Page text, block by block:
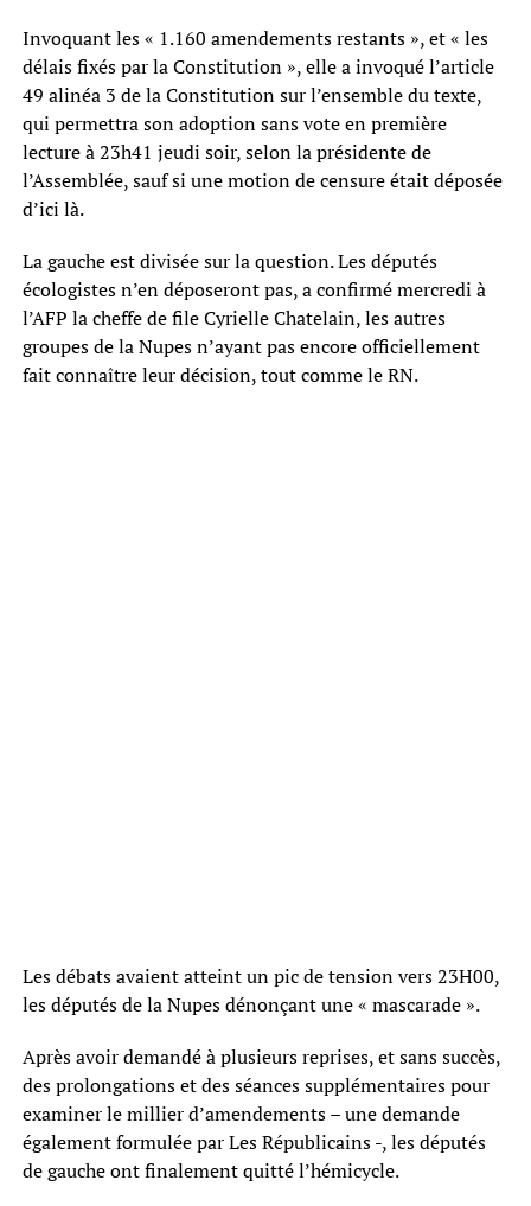
Invoquant les « 1.160 amendements restants », et « les
délais fixés par la Constitution », elle a invoqué l’article
49 alinéa 3 de la Constitution sur l’ensemble du texte,
qui permettra son adoption sans vote en première
lecture à 23h41 jeudi soir, selon la présidente de
l’Assemblée, sauf si une motion de censure était déposée
d’ici là.
La gauche est divisée sur la question. Les députés
écologistes n’en déposeront pas, a confirmé mercredi à
l’AFP la cheffe de file Cyrielle Chatelain, les autres
groupes de la Nupes n’ayant pas encore officiellement
fait connaître leur décision, tout comme le RN.
Les débats avaient atteint un pic de tension vers 23H00,
les députés de la Nupes dénonçant une « mascarade ».
Après avoir demandé à plusieurs reprises, et sans succès,
des prolongations et des séances supplémentaires pour
examiner le millier d’amendements – une demande
également formulée par Les Républicains -, les députés
de gauche ont finalement quitté l’hémicycle.